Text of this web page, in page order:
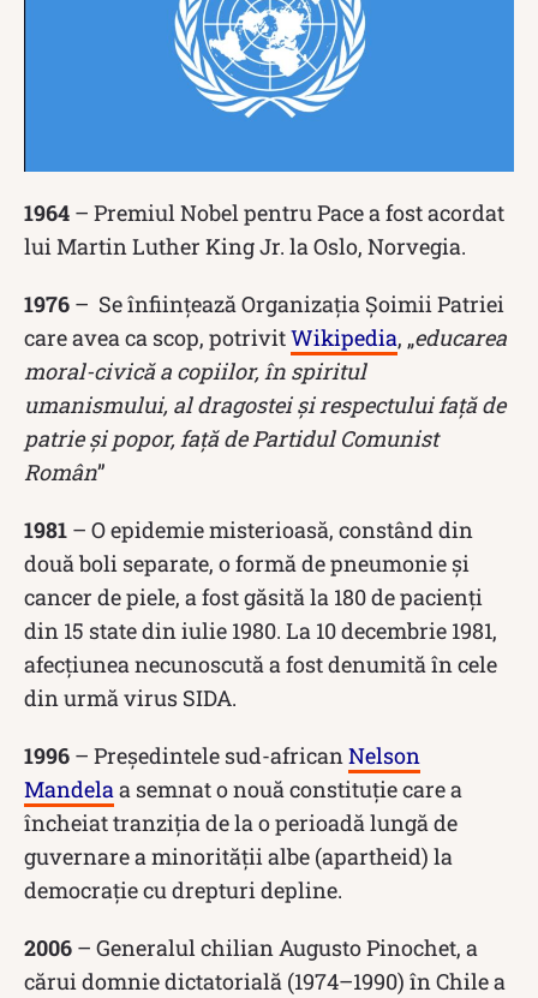
1964 – Premiul Nobel pentru Pace a fost acordat
lui Martin Luther King Jr. la Oslo, Norvegia.
1976 – Se înființează Organizația Șoimii Patriei
care avea ca scop, potrivitWikipedia, „educarea
moral-civică a copiilor, în spiritul
umanismului, al dragostei și respectului față de
patrie și popor, față de Partidul Comunist
Român”
1981 – O epidemie misterioasă, constând din
două boli separate, o formă de pneumonie și
cancer de piele, a fost găsită la 180 de pacienți
din 15 state din iulie 1980. La 10 decembrie 1981,
afecțiunea necunoscută a fost denumită în cele
din urmă virus SIDA.
1996 – Președintele sud-africanNelson
Mandelaa semnat o nouă constituție care a
încheiat tranziția de la o perioadă lungă de
guvernare a minorității albe (apartheid) la
democrație cu drepturi depline.
2006 – Generalul chilian Augusto Pinochet, a
cărui domnie dictatorială (1974–1990) în Chile a